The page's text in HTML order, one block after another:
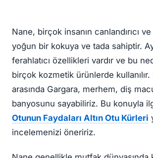
Nane, birçok insanın canlandırıcı
yoğun bir kokuya ve tada sahiptir.
ferahlatıcı özellikleri vardır ve bu
birçok kozmetik ürünlerde kullanılır.
arasında Gargara, merhem, diş
banyosunu sayabiliriz. Bu konuyla
Otunun Faydaları Altın Otu Kürleri
incelemenizi öneririz.